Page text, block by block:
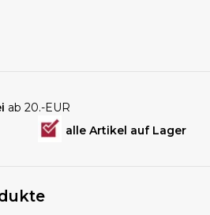
ab 20.-EUR
alle Artikel auf Lager